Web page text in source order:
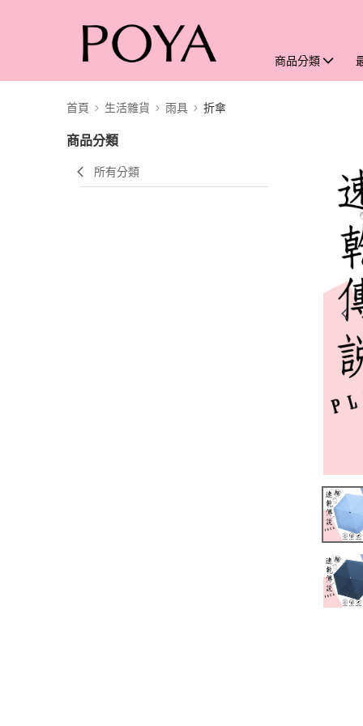
商品分類
首頁 生活雜貨 雨具 折傘
商品分類
所有分類